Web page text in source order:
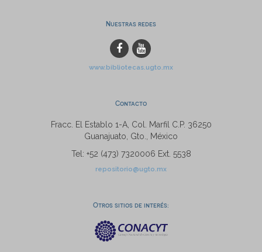
Nuestras redes
www.bibliotecas.ugto.mx
Contacto
Fracc. El Establo 1-A, Col. Marfil C.P. 36250
Guanajuato, Gto., México
Tel: +52 (473) 7320006 Ext. 5538
repositorio@ugto.mx
Otros sitios de interés: